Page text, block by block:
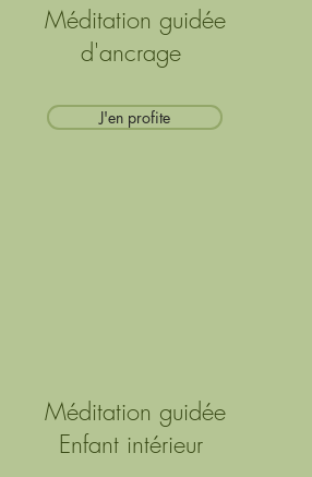
Méditation guidée
d'ancrage
J'en profite
Méditation guidée
Enfant intérieur